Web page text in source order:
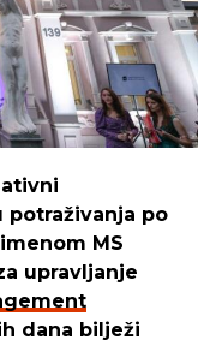
udžbenike za
Danas naši
da lakše
po
MS
upravljanje
dana bilježi